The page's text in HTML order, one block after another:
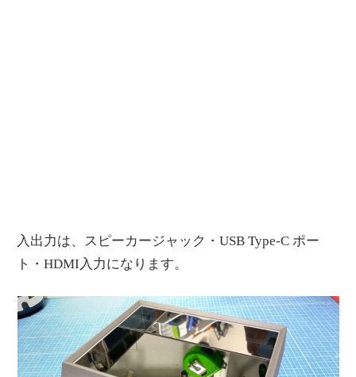
入出力は、スピーカージャック・USB Type-C ポー
ト・HDMI入力になります。